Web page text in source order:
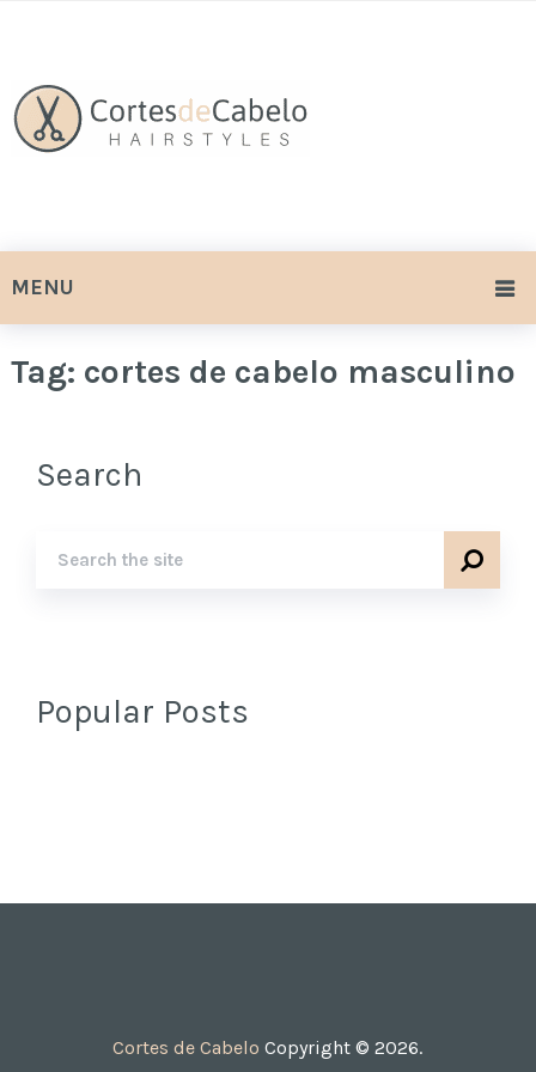
MENU
Tag: cortes de cabelo masculino
Search
Popular Posts
Cortes de Cabelo Copyright © 2026.